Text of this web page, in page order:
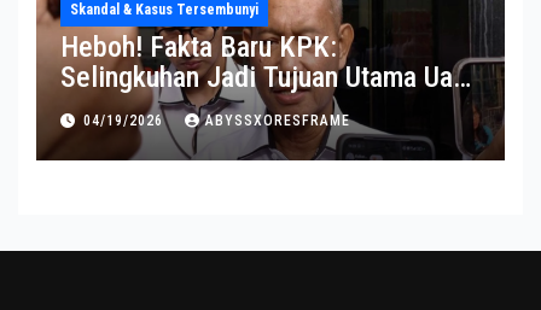
Skandal & Kasus Tersembunyi
Heboh! Fakta Baru KPK:
Selingkuhan Jadi Tujuan Utama Uang
Korupsi
04/19/2026 ABYSSXORESFRAME